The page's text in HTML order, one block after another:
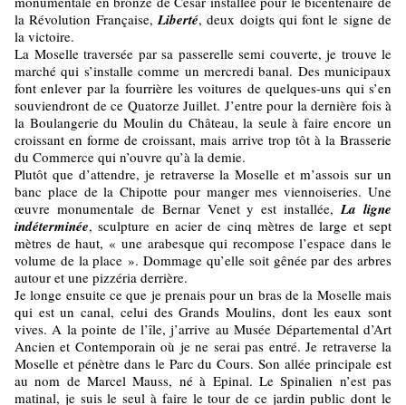
la Révolution Française,Liberté, deux doigts qui font le signe de
la victoire.
La Moselle traversée par sa passerelle semi couverte, je trouve le
marché qui s’installe comme un mercredi banal. Des municipaux
font enlever par la fourrière les voitures de quelques-uns qui s’en
souviendront de ce Quatorze Juillet. J’entre pour la dernière fois à
la Boulangerie du Moulin du Château, la seule à faire encore un
croissant en forme de croissant, mais arrive trop tôt à la Brasserie
du Commerce qui n’ouvre qu’à la demie.
Plutôt que d’attendre, je retraverse la Moselle et m’assois sur un
banc place de la Chipotte pour manger mes viennoiseries. Une
œuvre monumentale de Bernar Venet y est installée,La ligne
indéterminée, sculpture en acier de cinq mètres de large et sept
mètres de haut, « une arabesque qui recompose l’espace dans le
volume de la place ». Dommage qu’elle soit gênée par des arbres
autour et une pizzéria derrière.
Je longe ensuite ce que je prenais pour un bras de la Moselle mais
qui est un canal, celui des Grands Moulins, dont les eaux sont
vives. A la pointe de l’île, j’arrive au Musée Départemental d’Art
Ancien et Contemporain où je ne serai pas entré. Je retraverse la
Moselle et pénètre dans le Parc du Cours. Son allée principale est
au nom de Marcel Mauss, né à Epinal. Le Spinalien n’est pas
matinal, je suis le seul à faire le tour de ce jardin public dont le